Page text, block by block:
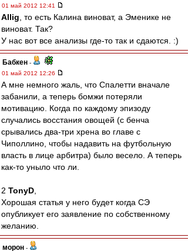
01 май 2012 12:41
Allig , то есть Калина виноват, а Эменике не
виноват. Так?
У нас вот все анализы где-то так и сдаются. :)
Бабкен -
01 май 2012 12:26
А мне немного жаль, что Спалетти вначале
забанили, а теперь бомжи потеряли
мотивацию. Когда по каждому эпизоду
случались восстания овощей (с бенча
срывались два-три хрена во главе с
Чиполлино, чтобы надавить на футбольную
власть в лице арбитра) было весело. А теперь
как-то уныло что ли.
2 TonyD
Хорошая статья у него будет когда СЭ
опубликует его заявление по собственному
желанию.
морон -